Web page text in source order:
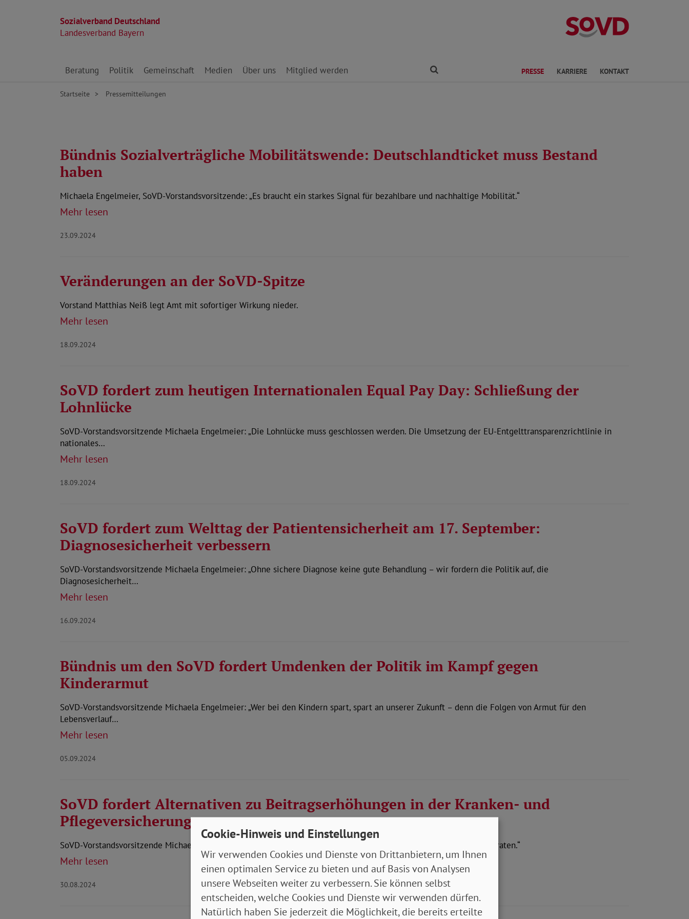
Sozialverband Deutschland
Landesverband Bayern
Landesverband
Direkt zu den Inhalten springen
Beratung Politik Gemeinschaft Medien Über uns Mitglied werden PRESSE KARRIERE KONTAKT
Startseite Pressemitteilungen
Bündnis Sozialverträgliche Mobilitätswende: Deutschlandticket muss Bestand
haben
Michaela Engelmeier, SoVD-Vorstandsvorsitzende: „Es braucht ein starkes Signal für bezahlbare und nachhaltige Mobilität.“
Mehr lesen
23.09.2024
Veränderungen an der SoVD-Spitze
Vorstand Matthias Neiß legt Amt mit sofortiger Wirkung nieder.
Mehr lesen
18.09.2024
SoVD fordert zum heutigen Internationalen Equal Pay Day: Schließung der
Lohnlücke
SoVD-Vorstandsvorsitzende Michaela Engelmeier: „Die Lohnlücke muss geschlossen werden. Die Umsetzung der EU-Entgelttransparenzrichtlinie in
nationales…
Mehr lesen
18.09.2024
SoVD fordert zum Welttag der Patientensicherheit am 17. September:
Diagnosesicherheit verbessern
SoVD-Vorstandsvorsitzende Michaela Engelmeier: „Ohne sichere Diagnose keine gute Behandlung – wir fordern die Politik auf, die
Diagnosesicherheit…
Mehr lesen
16.09.2024
Bündnis um den SoVD fordert Umdenken der Politik im Kampf gegen
Kinderarmut
SoVD-Vorstandsvorsitzende Michaela Engelmeier: „Wer bei den Kindern spart, spart an unserer Zukunft – denn die Folgen von Armut für den
Lebensverlauf…
Mehr lesen
05.09.2024
SoVD fordert Alternativen zu Beitragserhöhungen in der Kranken- und
Pflegeversicherung
SoVD-Vorstandsvorsitzende Michaela Engelmeier: „Niemand darf durch Beitragserhöhungen in existenzielle Nöte geraten.“
Mehr lesen
30.08.2024
Cookie-Hinweis und Einstellungen
Wir verwenden Cookies und Dienste von Drittanbietern, um Ihnen
einen optimalen Service zu bieten und auf Basis von Analysen
unsere Webseiten weiter zu verbessern. Sie können selbst
entscheiden, welche Cookies und Dienste wir verwenden dürfen.
Natürlich haben Sie jederzeit die Möglichkeit, die bereits erteilte